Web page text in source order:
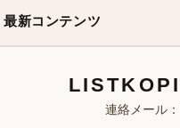
お問い合わせ
ミニバッグ
バケットバッグ
ディオールバッグ
最新コンテンツ
新着アイテムLISTKOPI
連絡メール：